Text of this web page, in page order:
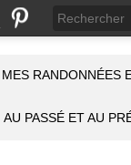
MES RANDONNÉES
AU PASSÉ ET AU